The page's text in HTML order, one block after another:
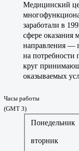
Медицинский
заработали в
сфере оказания
направления —
на потребности
круг
оказываемых
Часы работы
(GMT 3)
Понедельник
вторник